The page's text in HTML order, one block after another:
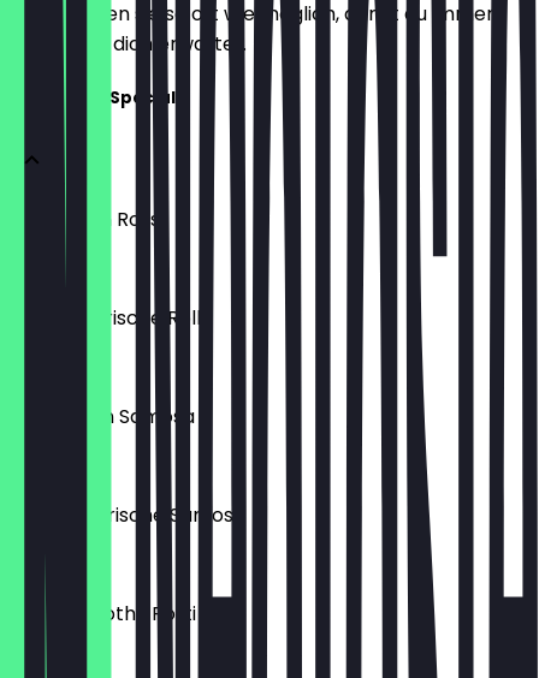
aktualisieren sie so oft wie möglich, damit du immer
weißt, was dich erwartet.
Tamilische Specials
3x Chicken Rolls
9,90 €
3x Vegetarische Rolls
4x Chicken Samosa
4x Vegetarische Samosa
9,90 €
Chicken Kothu Rotti
17,90 €